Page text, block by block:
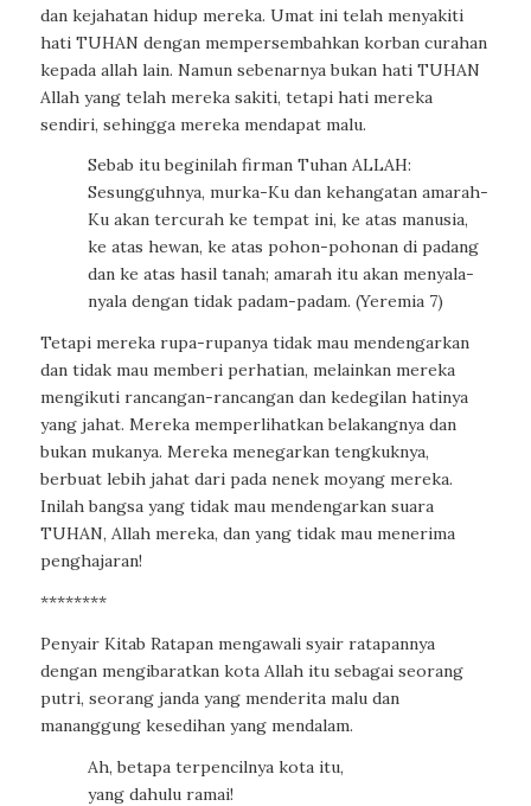
dan kejahatan hidup mereka. Umat ini telah menyakiti
hati TUHAN dengan mempersembahkan korban curahan
kepada allah lain. Namun sebenarnya bukan hati TUHAN
Allah yang telah mereka sakiti, tetapi hati mereka
sendiri, sehingga mereka mendapat malu.
Sebab itu beginilah firman Tuhan ALLAH:
Sesungguhnya, murka-Ku dan kehangatan amarah-
Ku akan tercurah ke tempat ini, ke atas manusia,
ke atas hewan, ke atas pohon-pohonan di padang
dan ke atas hasil tanah; amarah itu akan menyala-
nyala dengan tidak padam-padam. (Yeremia 7)
Tetapi mereka rupa-rupanya tidak mau mendengarkan
dan tidak mau memberi perhatian, melainkan mereka
mengikuti rancangan-rancangan dan kedegilan hatinya
yang jahat. Mereka memperlihatkan belakangnya dan
bukan mukanya. Mereka menegarkan tengkuknya,
berbuat lebih jahat dari pada nenek moyang mereka.
Inilah bangsa yang tidak mau mendengarkan suara
TUHAN, Allah mereka, dan yang tidak mau menerima
penghajaran!
********
Penyair Kitab Ratapan mengawali syair ratapannya
dengan mengibaratkan kota Allah itu sebagai seorang
putri, seorang janda yang menderita malu dan
mananggung kesedihan yang mendalam.
Ah, betapa terpencilnya kota itu,
yang dahulu ramai!